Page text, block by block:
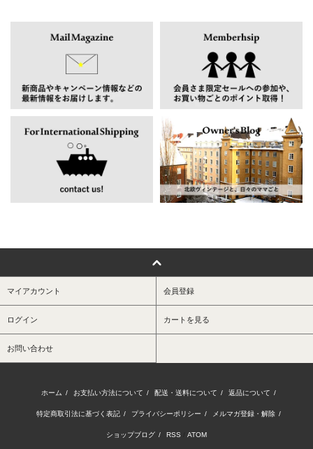
マイアカウント 会員登録
ログイン カートを見る
お問い合わせ
ホーム / お支払い方法について / 配送・送料について / 返品について /
特定商取引法に基づく表記 / プライバシーポリシー / メルマガ登録・解除 /
ショップブログ / RSS ATOM